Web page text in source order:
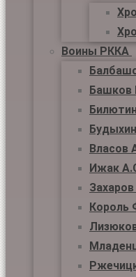
Воины РККА
Башков
Власов
Ижак
Король